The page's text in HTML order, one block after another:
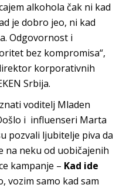
alkohola čak ni kad
je dobro jeo, ni kad
Odgovornost i
bez kompromisa“,
korporativnih
Srbija.
voditelj Mladen
i influenseri Marta
pozvali ljubitelje piva da
na neku od uobičajenih
kampanje – Kad ide
vozim samo kad sam